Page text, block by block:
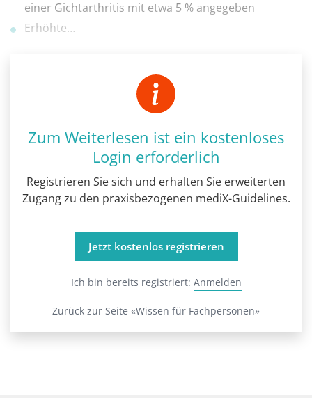
einer Gichtarthritis mit etwa 5 % angegeben
Erhöhte…
Zum Weiterlesen ist ein kostenloses
Login erforderlich
Registrieren Sie sich und erhalten Sie erweiterten
Zugang zu den praxisbezogenen mediX-Guidelines.
Jetzt kostenlos registrieren
Ich bin bereits registriert: Anmelden
Zurück zur Seite «Wissen für Fachpersonen»